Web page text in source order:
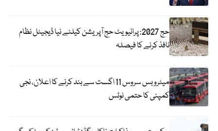
حج 2027: پرائیویٹ حج آپریشن کیلئے نیا ڈیجیٹل نظام
نافذ کرنے کا فیصلہ
میٹرو بس سروس 11 اگست سے بند کرنے کا اعلان، نجی
کمپنی کا حتمی نوٹس